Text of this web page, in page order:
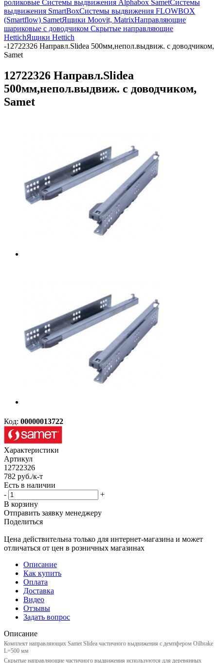
роликовые Системы выдвижения Alphabox SametСистемы
выдвижения SmartBoxСистемы выдвижения FLOWBOX
(Smartflow) SametЯщики Moovit, MatrixНаправляющие
шариковые с доводчиком Скрытые направляющие
HettichЯщики Hettich
-12722326 Направл.Slidea 500мм,непол.выдвиж. с доводчиком,
Samet
12722326 Направл.Slidea
500мм,непол.выдвиж. с доводчиком,
Samet
Код: 00000013722
Характеристики
Артикул
12722326
782 руб./к-т
Есть в наличии
-
+
В корзину
Отправить заявку менеджеру
Поделиться
Цена действительна только для интернет-магазина и может
отличаться от цен в розничных магазинах
Описание
Как купить
Оплата
Доставка
Видео
Отзывы
Задать вопрос
Описание
Комплект направляющих Samet Slidea частичного выдвижения с демпфером Oilbrake
L=500 мм
Скрытые направляющие частичного выдвижения используются для деревянных